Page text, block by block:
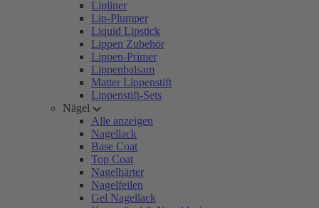
Lipliner
Lip-Plumper
Liquid Lipstick
Lippen Zubehör
Lippen-Primer
Lippenbalsam
Matter Lippenstift
Lippenstift-Sets
Nägel
Alle anzeigen
Nagellack
Base Coat
Top Coat
Nagelhärter
Nagelfeilen
Gel Nagellack